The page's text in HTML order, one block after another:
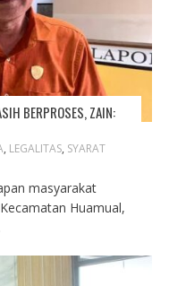
BERPROSES, ZAIN:
, LEGALITAS, SYARAT
masyarakat
Huamual,